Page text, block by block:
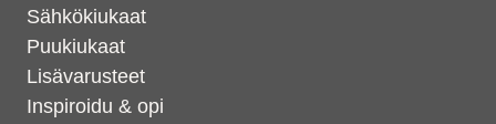
Sähkökiukaat
Puukiukaat
Lisävarusteet
Inspiroidu & opi